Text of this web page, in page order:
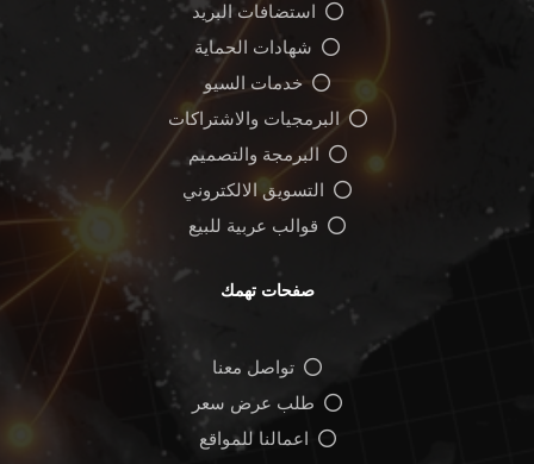
استضافات البريد
شهادات الحماية
خدمات السيو
البرمجيات والاشتراكات
البرمجة والتصميم
التسويق الالكتروني
قوالب عربية للبيع
صفحات تهمك
تواصل معنا
طلب عرض سعر
اعمالنا للمواقع